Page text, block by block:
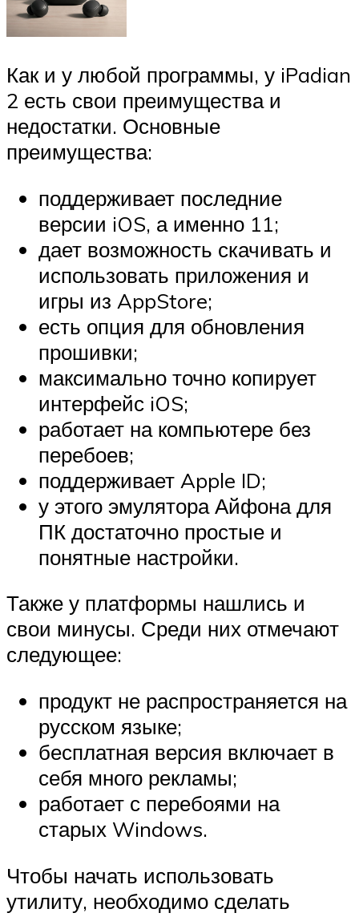
Как и у любой программы, у iPadian
2 есть свои преимущества и
недостатки. Основные
преимущества:
поддерживает последние
версии iOS, а именно 11;
дает возможность скачивать и
использовать приложения и
игры из AppStore;
есть опция для обновления
прошивки;
максимально точно копирует
интерфейс iOS;
работает на компьютере без
перебоев;
поддерживает Apple ID;
у этого эмулятора Айфона для
ПК достаточно простые и
понятные настройки.
Также у платформы нашлись и
свои минусы. Среди них отмечают
следующее:
продукт не распространяется на
русском языке;
бесплатная версия включает в
себя много рекламы;
работает с перебоями на
старых Windows.
Чтобы начать использовать
утилиту, необходимо сделать